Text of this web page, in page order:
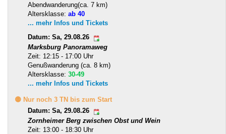
Abendwanderung(ca. 7 km)
Altersklasse: ab 40
... mehr Infos und Tickets
Datum: Sa, 29.08.26
Marksburg Panoramaweg
Zeit: 12:15 - 17:00 Uhr
Genußwanderung (ca. 8 km)
Altersklasse: 30-49
... mehr Infos und Tickets
🟡 Nur noch 3 TN bis zum Start
Datum: Sa, 29.08.26
Zornheimer Berg zwischen Obst und Wein
Zeit: 13:00 - 18:30 Uhr